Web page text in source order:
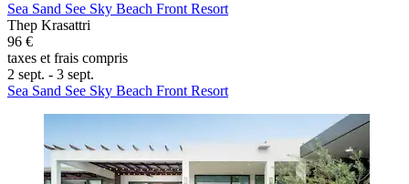
Sea Sand See Sky Beach Front Resort
Thep Krasattri
96 €
taxes et frais compris
2 sept. - 3 sept.
Sea Sand See Sky Beach Front Resort